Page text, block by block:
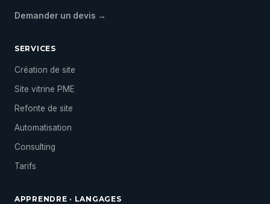
Demander un devis →
SERVICES
Création de site
Site vitrine PME
Refonte de site
Automatisation
Consulting
Tarifs
APPRENDRE · LANGAGES